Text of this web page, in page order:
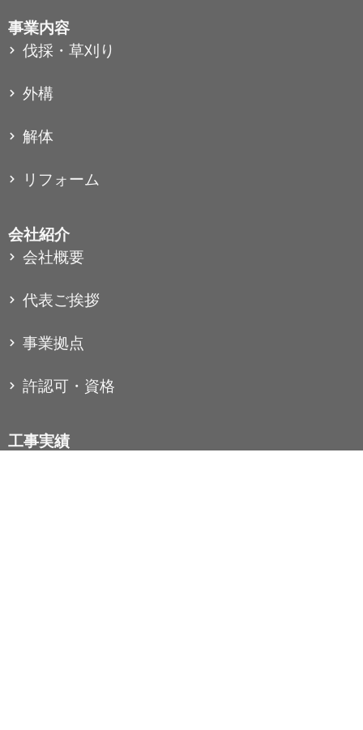
事業内容
伐採・草刈り
外構
解体
リフォーム
会社紹介
会社概要
代表ご挨拶
事業拠点
許認可・資格
工事実績